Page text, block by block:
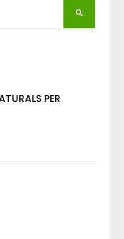
PER